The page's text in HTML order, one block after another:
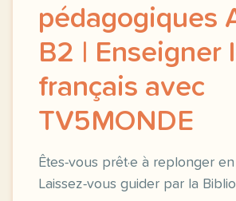
pédagogiques
B2 | Enseigner
français avec
TV5MONDE
Êtes-vous prêt·e à replonger
Laissez-vous guider par la